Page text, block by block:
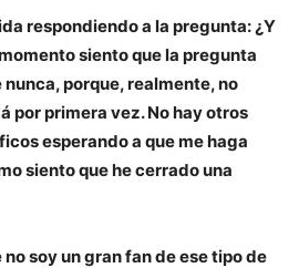
respondiendo a la pregunta: ¿Y
siento que la pregunta
porque, realmente, no
por primera vez. No hay otros
esperando a que me haga
siento que he cerrado una
no soy un gran fan de ese tipo de